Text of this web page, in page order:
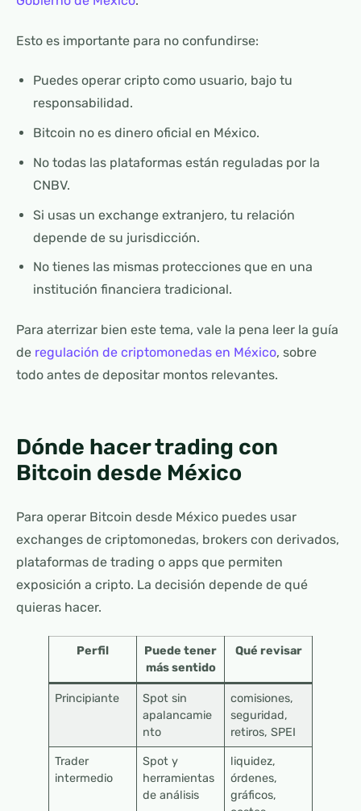
Esto es importante para no confundirse:
Puedes operar cripto como usuario, bajo tu
responsabilidad.
Bitcoin no es dinero oficial en México.
No todas las plataformas están reguladas por la
CNBV.
Si usas un exchange extranjero, tu relación
depende de su jurisdicción.
No tienes las mismas protecciones que en una
institución financiera tradicional.
Para aterrizar bien este tema, vale la pena leer la guía
de regulación de criptomonedas en México, sobre
todo antes de depositar montos relevantes.
Dónde hacer trading con
Bitcoin desde México
Para operar Bitcoin desde México puedes usar
exchanges de criptomonedas, brokers con derivados,
plataformas de trading o apps que permiten
exposición a cripto. La decisión depende de qué
quieras hacer.
Perfil
Puede tener
más sentido
Qué revisar
Principiante
Spot sin
apalancamie
nto
comisiones,
seguridad,
retiros, SPEI
Trader
intermedio
Spot y
herramientas
de análisis
liquidez,
órdenes,
gráficos,